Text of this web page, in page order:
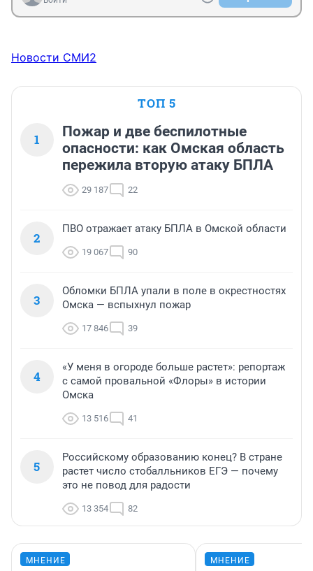
Сингапурский доллар
Шведская крона
Дирхам ОАЭ
А где юань?
Новости СМИ2
ТОП 5
1
Пожар и две беспилотные
опасности: как Омская область
пережила вторую атаку БПЛА
29 187 22
2
ПВО отражает атаку БПЛА в Омской области
19 067 90
3
Обломки БПЛА упали в поле в окрестностях
Омска — вспыхнул пожар
17 846 39
4
«У меня в огороде больше растет»: репортаж
с самой провальной «Флоры» в истории
Омска
13 516 41
5
Российскому образованию конец? В стране
растет число стобалльников ЕГЭ — почему
это не повод для радости
13 354 82
МНЕНИЕ МНЕНИЕ